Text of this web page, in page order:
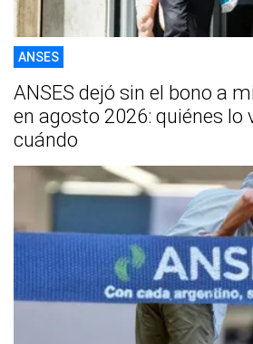
ANSES
ANSES dejó sin el bono a
en agosto 2026: quiénes lo
cuándo